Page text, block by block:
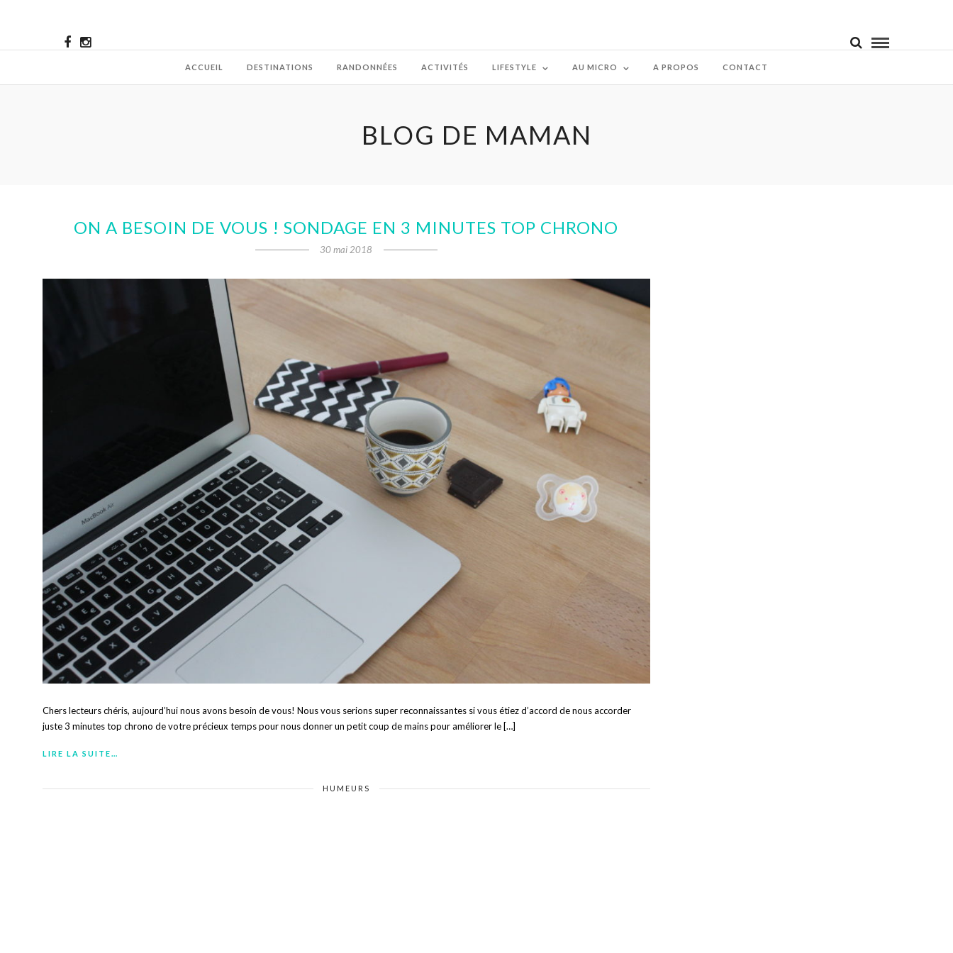
ACCUEIL DESTINATIONS RANDONNÉES ACTIVITÉS LIFESTYLE AU MICRO A PROPOS CONTACT
BLOG DE MAMAN
ON A BESOIN DE VOUS ! SONDAGE EN 3 MINUTES TOP CHRONO
30 mai 2018
Chers lecteurs chéris, aujourd’hui nous avons besoin de vous! Nous vous serions super reconnaissantes si vous étiez d’accord de nous accorder
juste 3 minutes top chrono de votre précieux temps pour nous donner un petit coup de mains pour améliorer le […]
LIRE LA SUITE…
HUMEURS